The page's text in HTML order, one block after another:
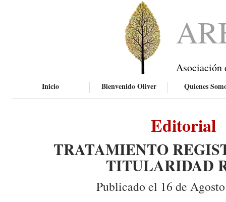
Asociación
Inicio Bienvenido Oliver Quienes
Editorial
TRATAMIENTO
TITULARIDAD
Publicado el 16 de